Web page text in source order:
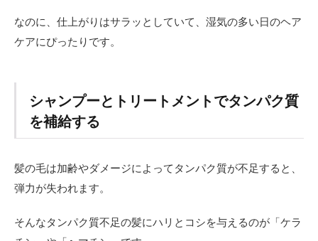
なのに、仕上がりはサラッとしていて、湿気の多い日のヘア
ケアにぴったりです。
シャンプーとトリートメントでタンパク質
を補給する
髪の毛は加齢やダメージによってタンパク質が不足すると、
弾力が失われます。
そんなタンパク質不足の髪にハリとコシを与えるのが「ケラ